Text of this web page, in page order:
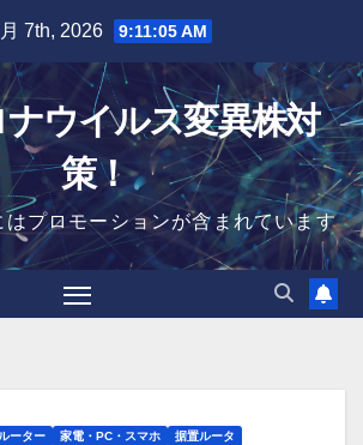
7th, 2026 9:11:07 AM
ウイルス変異株対
策！
プロモーションが含まれています
ーター 家電・PC・スマホ 据置ルータ